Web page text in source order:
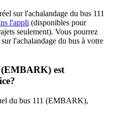
sur l'achalandage du bus 111
l'appli (disponibles pour
seulement). Vous pourrez
l'achalandage du bus à votre
(EMBARK) est
du bus 111 (EMBARK),